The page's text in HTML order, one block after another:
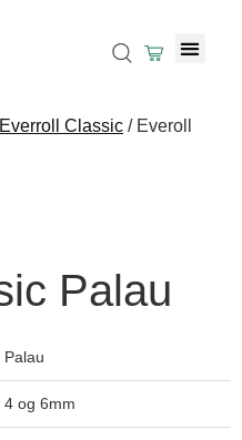
Everroll Classic / Everoll
Palau
Palau
4 og 6mm